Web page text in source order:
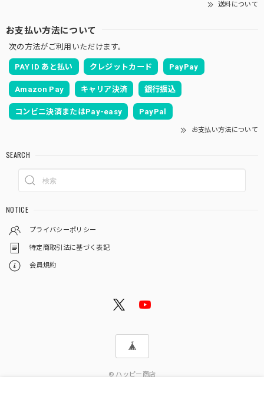
送料について
お支払い方法について
次の方法がご利用いただけます。
PAY ID あと払い クレジットカード PayPay
Amazon Pay キャリア決済 銀行振込
コンビニ決済またはPay-easy PayPal
お支払い方法について
SEARCH
NOTICE
プライバシーポリシー
特定商取引法に基づく表記
会員規約
© ハッピー商店